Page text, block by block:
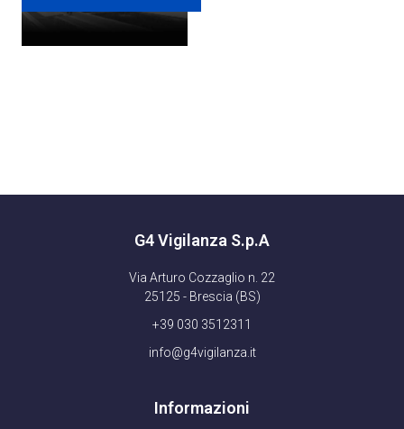
G4 Vigilanza S.p.A
Via Arturo Cozzaglio n. 22
25125 - Brescia (BS)
+39 030 3512311
info@g4vigilanza.it
Informazioni